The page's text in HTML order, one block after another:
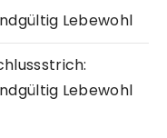
Lebewohl
Lebewohl